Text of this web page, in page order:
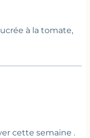
à la tomate,
cette semaine .